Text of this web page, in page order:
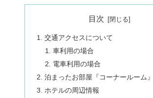
目次
交通アクセスについて
車利用の場合
電車利用の場合
泊まったお部屋『コーナールーム
ホテルの周辺情報